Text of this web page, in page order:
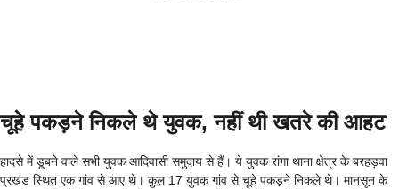
चूहे पकड़ने निकले थे युवक, नहीं थी खतरे की आहट
हादसे में डूबने वाले सभी युवक आदिवासी समुदाय से हैं। ये युवक रांगा थाना क्षेत्र के बरहड़वा
प्रखंड स्थित एक गांव से आए थे। कुल 17 युवक गांव से चूहे पकड़ने निकले थे। मानसून के